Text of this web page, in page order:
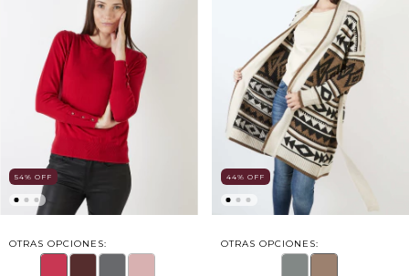
54% OFF
OTRAS OPCIONES:
44% OFF
OTRAS OPCIONES: